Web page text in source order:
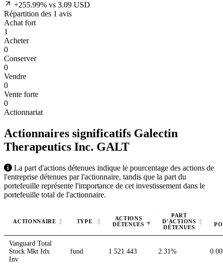
+255.99% vs 3.09 USD
Répartition des 1 avis
Achat fort
1
Acheter
0
Conserver
0
Vendre
0
Vente forte
0
Actionnariat
Actionnaires significatifs Galectin
Therapeutics Inc. GALT
La part d'actions détenues indique le pourcentage des actions de
l'entreprise détenues par l'actionnaire, tandis que la part du
portefeuille représente l'importance de cet investissement dans le
portefeuille total de l'actionnaire.
ACTIONNAIRE TYPE
ACTIONS
DÉTENUES
PART
D'ACTIONS
DÉTENUES
Vanguard Total
Stock Mkt Idx
Inv
fund 1 521 443 2.31%